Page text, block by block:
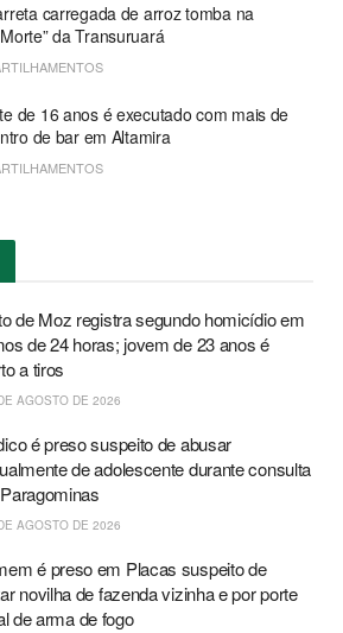
carregada de arroz tomba na
da Transuruará
de 16 anos é executado com mais de
de bar em Altamira
de Moz registra segundo homicídio em
de 24 horas; jovem de 23 anos é
a tiros
AGOSTO DE 2026
é preso suspeito de abusar
de adolescente durante consulta
AGOSTO DE 2026
é preso em Placas suspeito de
novilha de fazenda vizinha e por porte
de arma de fogo